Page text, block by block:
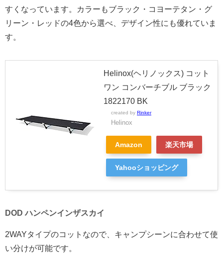
すくなっています。カラーもブラック・コヨーテタン・グ
リーン・レッドの4色から選べ、デザイン性にも優れていま
す。
Helinox(ヘリノックス) コット
ワン コンバーチブル ブラック
1822170 BK
created by Rinker
Helinox
Amazon 楽天市場
Yahooショッピング
DOD ハンペンインザスカイ
2WAYタイプのコットなので、キャンプシーンに合わせて使
い分けが可能です。